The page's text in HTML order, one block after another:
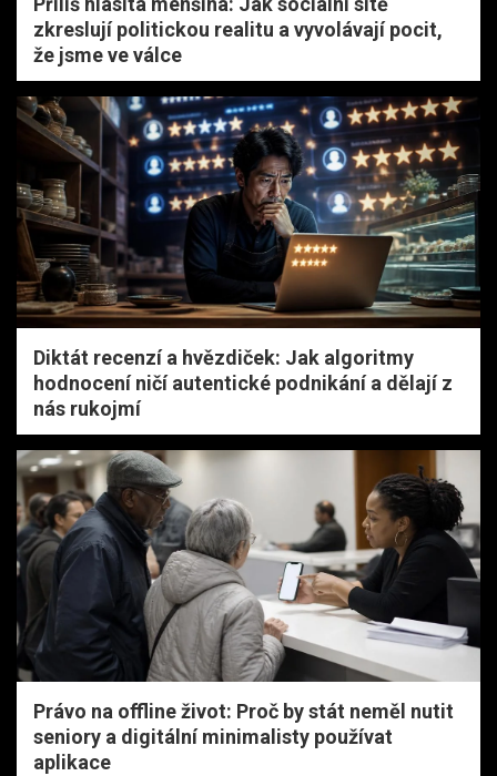
zkreslují politickou realitu a vyvolávají pocit,
že jsme ve válce
Diktát recenzí a hvězdiček: Jak algoritmy
hodnocení ničí autentické podnikání a dělají z
nás rukojmí
Právo na offline život: Proč by stát neměl nutit
seniory a digitální minimalisty používat
aplikace